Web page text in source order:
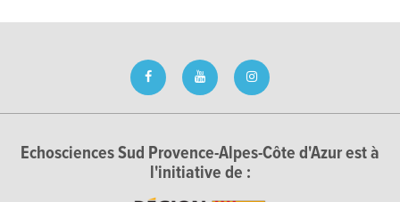
Echosciences Sud Provence-Alpes-Côte d'Azur est à
l'initiative de :